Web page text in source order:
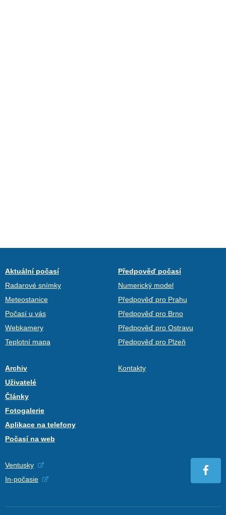
Aktuální počasí
Radarové snímky
Meteostanice
Počasí u vás
Webkamery
Teplotní mapa
Předpověď počasí
Numerický model
Předpověď pro Prahu
Předpověď pro Brno
Předpověď pro Ostravu
Předpověď pro Plzeň
Archiv
Uživatelé
Články
Fotogalerie
Aplikace na telefony
Počasí na web
Kontakty
Ventusky
In-počasie